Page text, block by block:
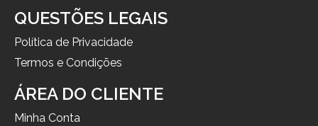
QUESTÕES LEGAIS
Política de Privacidade
Termos e Condições
ÁREA DO CLIENTE
Minha Conta